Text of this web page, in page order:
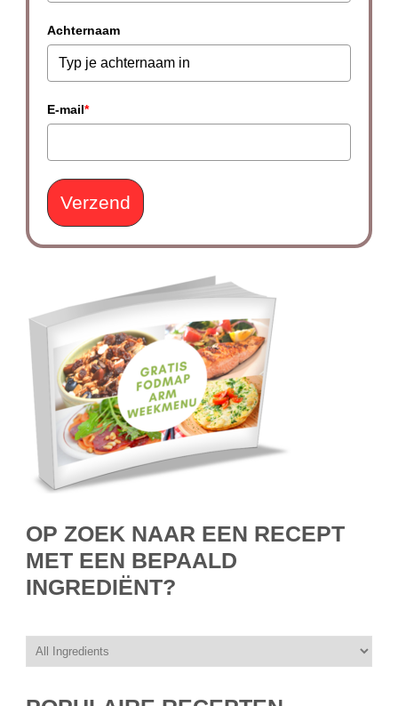
Achternaam
E-mail*
Verzend
OP ZOEK NAAR EEN RECEPT
MET EEN BEPAALD
INGREDIËNT?